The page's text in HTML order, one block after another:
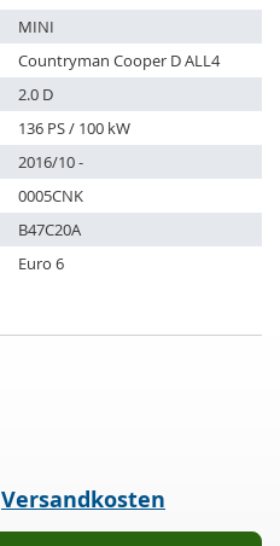
MINI
Countryman Cooper D ALL4
2.0 D
136 PS / 100 kW
2016/10 -
0005CNK
B47C20A
Euro 6
Versandkosten